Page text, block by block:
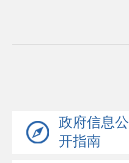
政府信息公
开指南